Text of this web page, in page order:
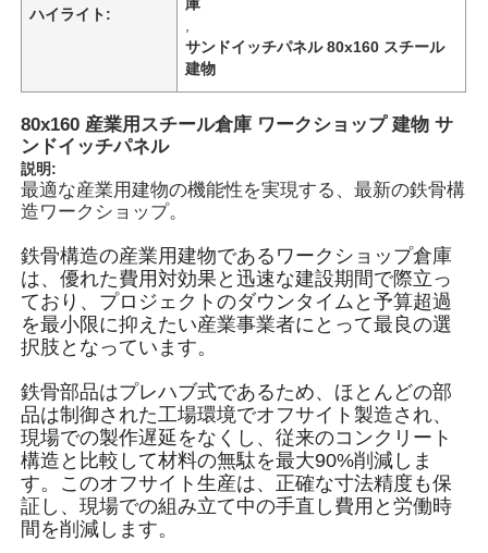
ホーム
製品
ビデオ
ハイライト:
サンドイッチパネル 80x160 スチール
建物
80x160 産業用スチール倉庫 ワークショップ 建物 サ
ンドイッチパネル
説明:
最適な産業用建物の機能性を実現する、最新の鉄骨構
造ワークショップ。
鉄骨構造の産業用建物であるワークショップ倉庫
は、優れた費用対効果と迅速な建設期間で際立っ
ており、プロジェクトのダウンタイムと予算超過
を最小限に抑えたい産業事業者にとって最良の選
択肢となっています。
鉄骨部品はプレハブ式であるため、ほとんどの部
品は制御された工場環境でオフサイト製造され、
現場での製作遅延をなくし、従来のコンクリート
構造と比較して材料の無駄を最大90%削減しま
す。このオフサイト生産は、正確な寸法精度も保
証し、現場での組み立て中の手直し費用と労働時
間を削減します。